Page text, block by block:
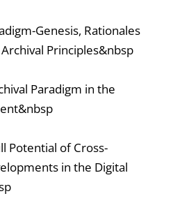
Genesis, Rationales
Principles&nbsp
Paradigm in the
Potential of Cross-
in the Digital